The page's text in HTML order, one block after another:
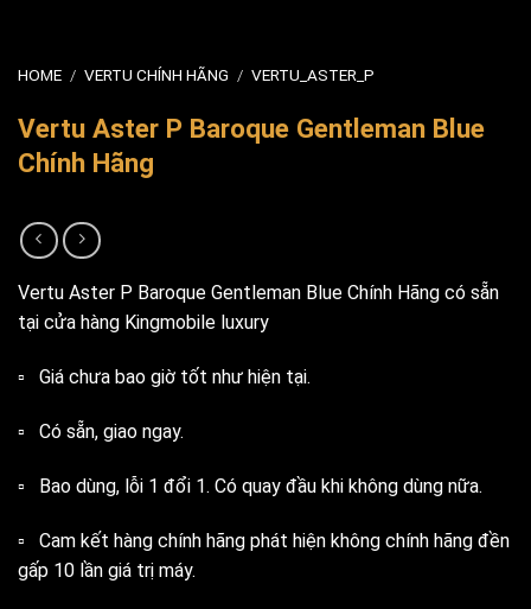
HOME / VERTU CHÍNH HÃNG / VERTU_ASTER_P
Vertu Aster P Baroque Gentleman Blue
Chính Hãng
Vertu Aster P Baroque Gentleman Blue Chính Hãng có sẵn
tại cửa hàng Kingmobile luxury
▫️ Giá chưa bao giờ tốt như hiện tại.
▫️ Có sẵn, giao ngay.
▫️ Bao dùng, lỗi 1 đổi 1. Có quay đầu khi không dùng nữa.
▫️ Cam kết hàng chính hãng phát hiện không chính hãng đền
gấp 10 lần giá trị máy.